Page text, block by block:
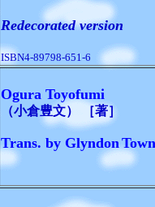
Redecorated version
ISBN4-89798-651-6
Ogura Toyofumi
（小倉豊文） ［著］
Trans. by Glyndon